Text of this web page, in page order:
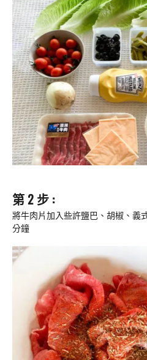
第 2 步 :
將牛肉片加入些許鹽巴、胡椒、義
分鐘